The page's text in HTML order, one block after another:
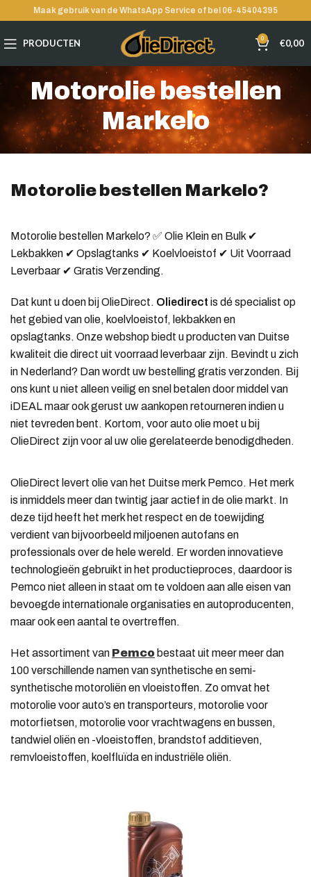
Maak gebruik van de WhatsApp Service of bel 06-45404395
PRODUCTEN 0 €0,00
Motorolie bestellen
Markelo
Motorolie bestellen Markelo?
Motorolie bestellen Markelo? ✅ Olie Klein en Bulk ✔
Lekbakken ✔ Opslagtanks ✔ Koelvloeistof ✔ Uit Voorraad
Leverbaar ✔ Gratis Verzending.
Dat kunt u doen bij OlieDirect. Oliedirect is dé specialist op
het gebied van olie, koelvloeistof, lekbakken en
opslagtanks. Onze webshop biedt u producten van Duitse
kwaliteit die direct uit voorraad leverbaar zijn. Bevindt u zich
in Nederland? Dan wordt uw bestelling gratis verzonden. Bij
ons kunt u niet alleen veilig en snel betalen door middel van
iDEAL maar ook gerust uw aankopen retourneren indien u
niet tevreden bent. Kortom, voor auto olie moet u bij
OlieDirect zijn voor al uw olie gerelateerde benodigdheden.
OlieDirect levert olie van het Duitse merk Pemco. Het merk
is inmiddels meer dan twintig jaar actief in de olie markt. In
deze tijd heeft het merk het respect en de toewijding
verdient van bijvoorbeeld miljoenen autofans en
professionals over de hele wereld. Er worden innovatieve
technologieën gebruikt in het productieproces, daardoor is
Pemco niet alleen in staat om te voldoen aan alle eisen van
bevoegde internationale organisaties en autoproducenten,
maar ook een aantal te overtreffen.
Het assortiment van Pemco bestaat uit meer meer dan
100 verschillende namen van synthetische en semi-
synthetische motoroliën en vloeistoffen. Zo omvat het
motorolie voor auto’s en transporteurs, motorolie voor
motorfietsen, motorolie voor vrachtwagens en bussen,
tandwiel oliën en -vloeistoffen, brandstof additieven,
remvloeistoffen, koelfluïda en industriële oliën.